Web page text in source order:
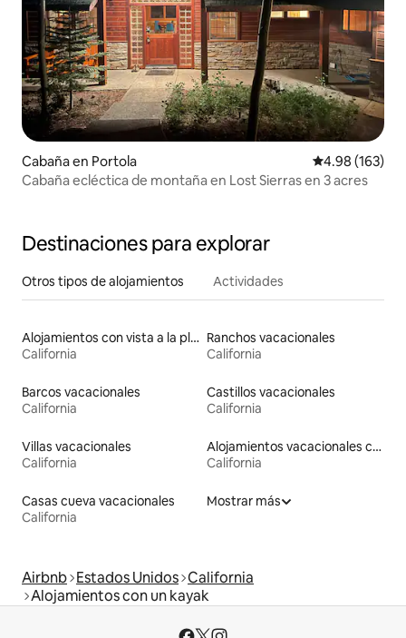
Cabaña en Portola Calificación
4.98 (163)
Cabaña ecléctica de montaña en Lost Sierras en 3 acres
Destinaciones para explorar
Otros tipos de alojamientos Actividades
Alojamientos con vista a la playa
California
Ranchos vacacionales
California
Barcos vacacionales
California
Castillos vacacionales
California
Villas vacacionales
California
Alojamientos vacacionales con entrada y salida de pistas de esquí
California
Casas cueva vacacionales
California
Mostrar más
Airbnb Estados Unidos California
Alojamientos con un kayak